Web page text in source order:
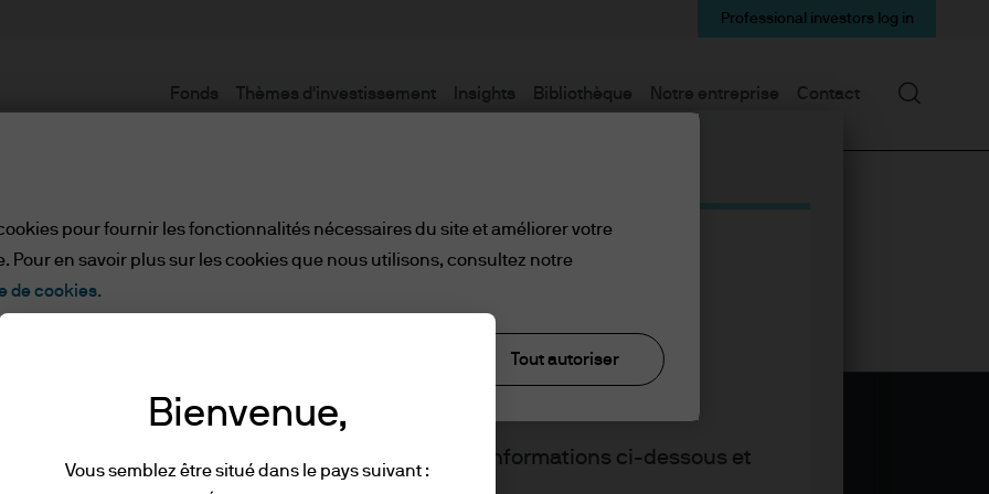
page web, veuillez prendre connaissance des informations ci-dessous et
et comprises en cliquant sur « J’accepte ».
Fonds Thèmes d'investissement Insights Bibliothèque Notre entreprise Contact
Professional investors log in
Bienvenue,
Vous semblez être situé dans le pays suivant :
pour fournir les fonctionnalités nécessaires du site et améliorer votre
Pour en savoir plus sur les cookies que nous utilisons, consultez notre
de cookies.
Tout autoriser